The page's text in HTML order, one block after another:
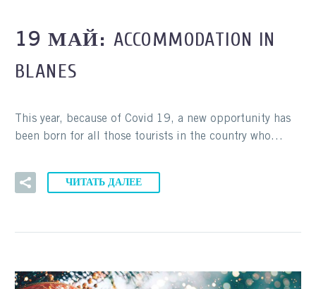
19 МАЙ:ACCOMMODATION IN
BLANES
This year, because of Covid 19, a new opportunity has
been born for all those tourists in the country who…
ЧИТАТЬ ДАЛЕЕ